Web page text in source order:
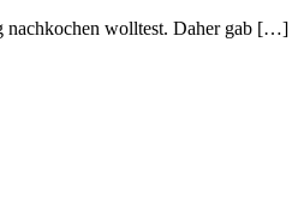
nachkochen wolltest. Daher gab […]